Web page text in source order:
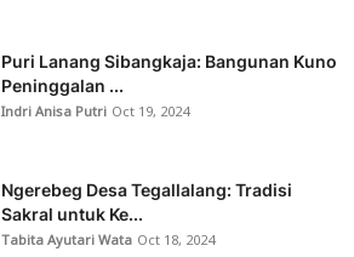
Puri Lanang Sibangkaja: Bangunan Kuno
Peninggalan ...
Indri Anisa Putri Oct 19, 2024
Ngerebeg Desa Tegallalang: Tradisi
Sakral untuk Ke...
Tabita Ayutari Wata Oct 18, 2024